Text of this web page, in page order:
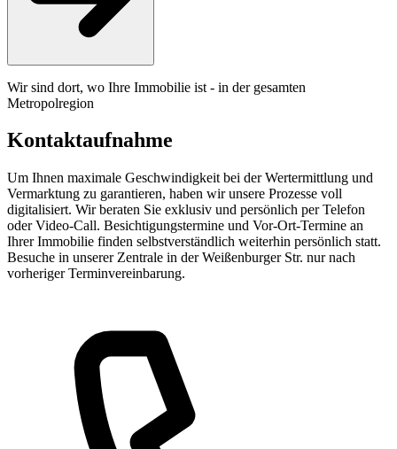
Wir sind dort, wo Ihre Immobilie ist - in der gesamten
Metropolregion
Kontaktaufnahme
Um Ihnen maximale Geschwindigkeit bei der Wertermittlung und
Vermarktung zu garantieren, haben wir unsere Prozesse voll
digitalisiert. Wir beraten Sie exklusiv und persönlich per Telefon
oder Video-Call. Besichtigungstermine und Vor-Ort-Termine an
Ihrer Immobilie finden selbstverständlich weiterhin persönlich statt.
Besuche in unserer Zentrale in der Weißenburger Str. nur nach
vorheriger Terminvereinbarung.